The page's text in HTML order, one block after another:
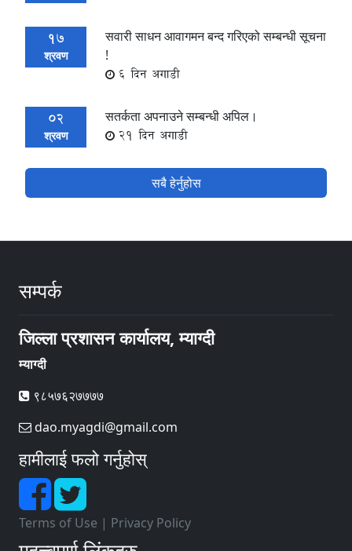
17
श्रवण
सवारी साधन आवागमन बन्द गरिएको सम्बन्धी सूचना
!
6 दिन अगाडी
02
श्रवण
सतर्कता अपनाउने सम्बन्धी अपिल।
21 दिन अगाडी
सबै हेर्नुहोस
सम्पर्क
जिल्ला प्रशासन कार्यालय, म्याग्दी
म्याग्दी
९८५७६२७७७७
dao.myagdi@gmail.com
हामीलाई फलो गर्नुहोस्
Terms of Use | Privacy Policy